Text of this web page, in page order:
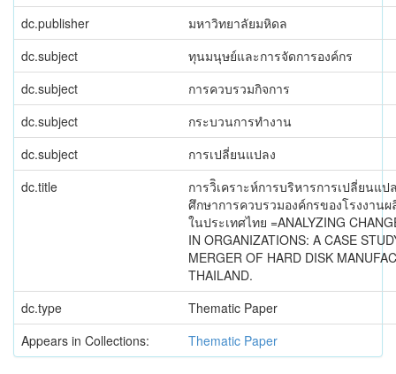
dc.publisher
มหาวิทยาลัยมหิดล
dc.subject
ทุนมนุษย์และการจัดการองค์กร
dc.subject
การควบรวมกิจการ
dc.subject
กระบวนการทำงาน
dc.subject
การเปลี่ยนแปลง
dc.title
การวิิเคราะห์การบริหารการเปลี่ยนแ
ศึกษาการควบรวมองค์กรของโรงงาน
ในประเทศไทย =ANALYZING
IN ORGANIZATIONS: A CASE
MERGER OF HARD DISK
THAILAND.
dc.type
Thematic Paper
Appears in Collections:
Thematic Paper